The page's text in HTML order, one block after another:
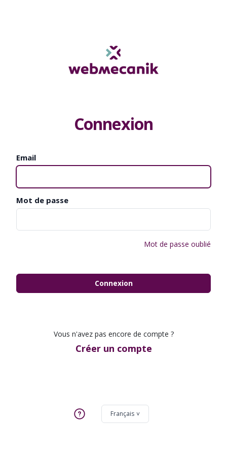
Connexion
Email
Mot de passe
Mot de passe oublié
Connexion
Vous n'avez pas encore de compte ?
Créer un compte
Français